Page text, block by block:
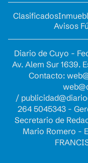
Clasificados
Avisos
Diario de Cuyo -
Av. Alem Sur 1639.
Contacto:
/
264 5045343 -
Secretario de
Mario Romero -